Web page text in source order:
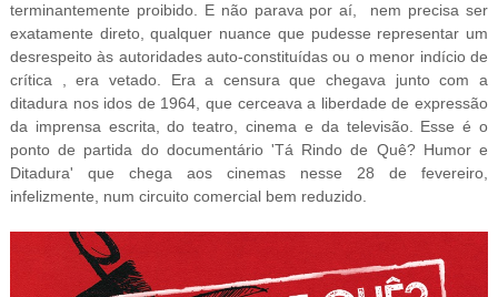
terminantemente proibido. E não parava por aí, nem precisa ser
exatamente direto, qualquer nuance que pudesse representar um
desrespeito às autoridades auto-constituídas ou o menor indício de
crítica , era vetado. Era a censura que chegava junto com a
ditadura nos idos de 1964, que cerceava a liberdade de expressão
da imprensa escrita, do teatro, cinema e da televisão. Esse é o
ponto de partida do documentário 'Tá Rindo de Quê? Humor e
Ditadura' que chega aos cinemas nesse 28 de fevereiro,
infelizmente, num circuito comercial bem reduzido.